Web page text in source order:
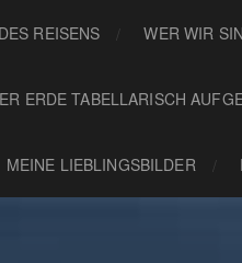
REISENS WER WIR
ERDE TABELLARISCH
MEINE LIEBLINGSBILDER